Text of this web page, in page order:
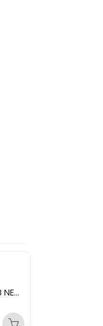
XIAOMI REDMI 15C 4GB/128GB NEGRO OCASO